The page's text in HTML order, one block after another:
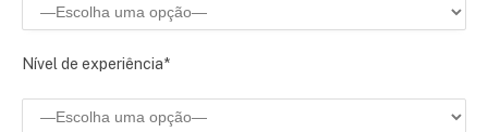
Nível de experiência*